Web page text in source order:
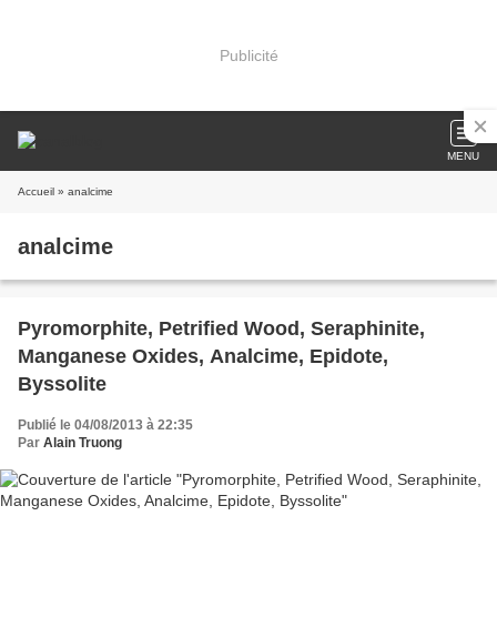
Publicité
MENU
Accueil » analcime
analcime
Pyromorphite, Petrified Wood, Seraphinite,
Manganese Oxides, Analcime, Epidote,
Byssolite
Publié le 04/08/2013 à 22:35
Par Alain Truong